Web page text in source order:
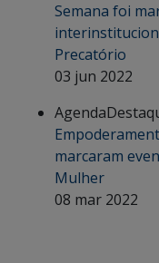
Semana foi
Precatório
03 jun 2022
Agenda
marcaram
Mulher
08 mar 2022